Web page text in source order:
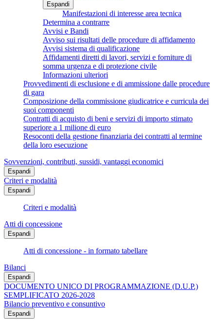
Espandi
Manifestazioni di interesse area tecnica
Determina a contrarre
Avvisi e Bandi
Avviso sui risultati delle procedure di affidamento
Avvisi sistema di qualificazione
Affidamenti diretti di lavori, servizi e forniture di
somma urgenza e di protezione civile
Informazioni ulteriori
Provvedimenti di esclusione e di ammissione dalle procedure
di gara
Composizione della commissione giudicatrice e curricula dei
suoi componenti
Contratti di acquisto di beni e servizi di importo stimato
superiore a 1 milione di euro
Resoconti della gestione finanziaria dei contratti al termine
della loro esecuzione
Sovvenzioni, contributi, sussidi, vantaggi economici
Espandi
Criteri e modalità
Espandi
Criteri e modalità
Atti di concessione
Espandi
Atti di concessione - in formato tabellare
Bilanci
Espandi
DOCUMENTO UNICO DI PROGRAMMAZIONE (D.U.P.)
SEMPLIFICATO 2026-2028
Bilancio preventivo e consuntivo
Espandi